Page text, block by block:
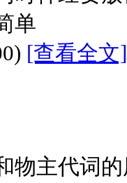
单
[查看全文]
物主代词